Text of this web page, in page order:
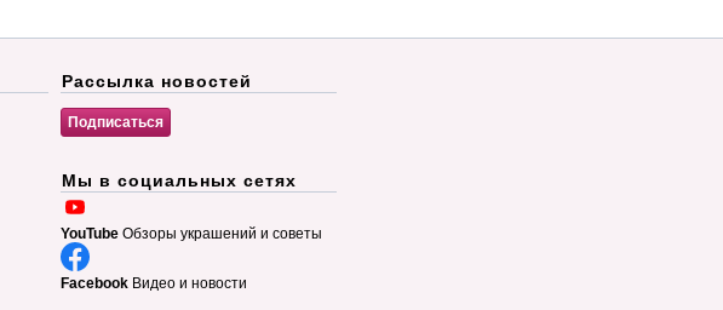
Рассылка новостей
Мы в социальных сетях
YouTube Обзоры украшений и советы
Facebook Видео и новости